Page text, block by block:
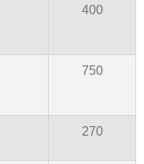
400
750
270